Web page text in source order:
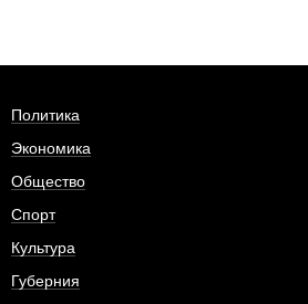
Политика
Экономика
Общество
Спорт
Культура
Губерния